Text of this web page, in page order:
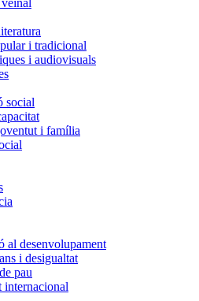
i tradicional
i audiovisuals
social
i família
al desenvolupament
i desigualtat
pau
internacional